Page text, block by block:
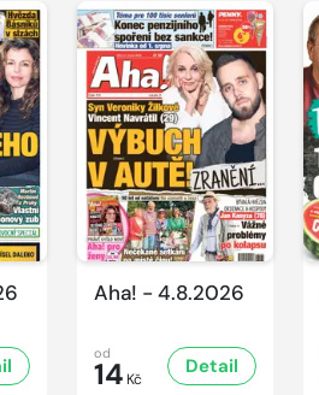
Aha! - 4.8.2026
od
14 Kč
Detail